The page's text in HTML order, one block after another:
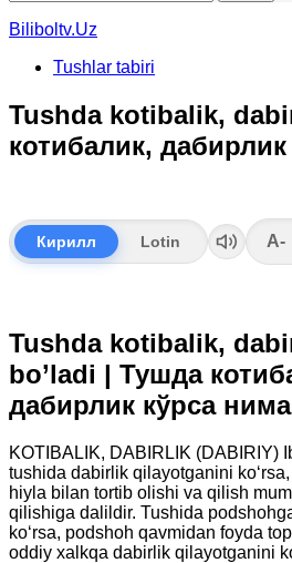
Biliboltv.Uz
Tushlar tabiri
Tushda kotibalik,
котибалик, дабирлик
Кирилл Lotin A-
Tushda kotibalik,
bo’ladi | Тушда
дабирлик кўрса
KOTIBALIK, DABIRLIK (DABIRIY)
tushida dabirlik qilayotganini
hiyla bilan tortib olishi va qilish
qilishiga dalildir. Tushida
ko‘rsa, podshoh qavmidan foyda
oddiy xalkqa dabirlik qilayotganini